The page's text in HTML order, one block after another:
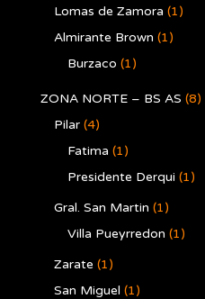
Lomas de Zamora (1)
Almirante Brown (1)
Burzaco (1)
ZONA NORTE – BS AS (8)
Pilar (4)
Fatima (1)
Presidente Derqui (1)
Gral. San Martin (1)
Villa Pueyrredon (1)
Zarate (1)
San Miguel (1)